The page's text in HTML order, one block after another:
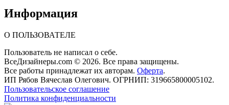
Информация
О ПОЛЬЗОВАТЕЛЕ
Пользователь не написал о себе.
ВсеДизайнеры.com © 2026. Все права защищены.
Все работы принадлежат их авторам. Оферта.
ИП Рябов Вячеслав Олегович. ОГРНИП: 319665800005102.
Пользовательское соглашение
Политика конфиденциальности